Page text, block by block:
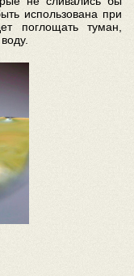
использована при
поглощать туман,